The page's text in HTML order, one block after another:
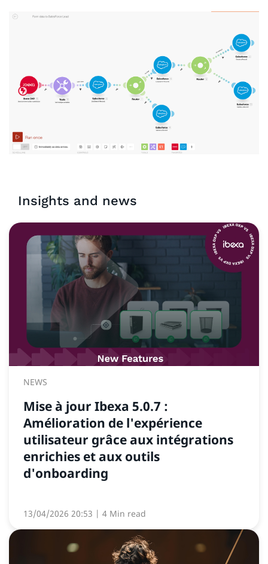
Insights and news
NEWS
Mise à jour Ibexa 5.0.7 :
Amélioration de l'expérience
utilisateur grâce aux intégrations
enrichies et aux outils
d'onboarding
13/04/2026 20:53 | 4 Min read